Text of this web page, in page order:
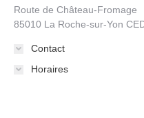
Route de Château-Fromage
85010 La Roche-sur-Yon
Contact
Horaires